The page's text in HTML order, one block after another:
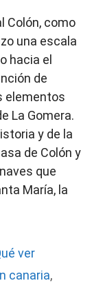
Colón, como
una escala
hacia el
de
elementos
La Gomera.
y de la
de Colón y
que
María, la
ver
canaria,